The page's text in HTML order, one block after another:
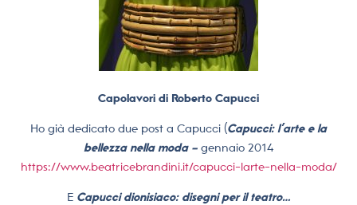
Capolavori di Roberto Capucci
Ho già dedicato due post a Capucci (Capucci: l’arte e la
bellezza nella moda – gennaio 2014
https://www.beatricebrandini.it/capucci-larte-nella-moda/
E Capucci dionisiaco: disegni per il teatro…